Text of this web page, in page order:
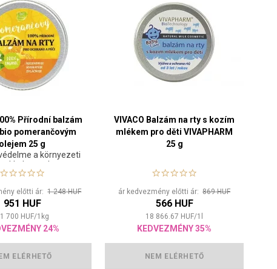
Přírodní balzám
pomerančovým
olejem 25 g
a környezeti
szemben
előtti ár:1 248 HUF
951 HUF
700 HUF/1 kg
24%
ELÉRHETŐ
VIVACO Balzám na rty s kozím
mlékem pro děti VIVAPHARM
25 g
ár kedvezmény előtti ár:869 HUF
566 HUF
18 866.67 HUF/1
KEDVEZMÉNY 35%
NEM ELÉRHETŐ